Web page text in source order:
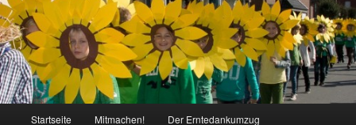
Startseite Mitmachen! Der Erntedankumzug